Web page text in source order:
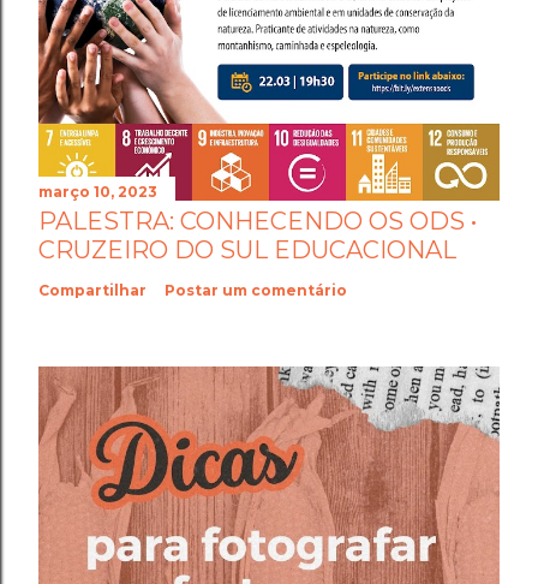
março 10, 2023
PALESTRA: CONHECENDO OS ODS •
CRUZEIRO DO SUL EDUCACIONAL
Compartilhar Postar um comentário